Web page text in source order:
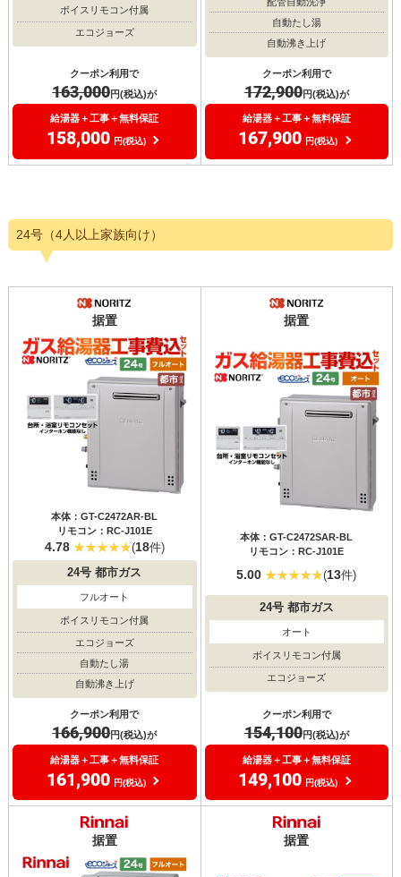
ボイスリモコン付属
エコジョーズ
クーポン利用で
163,000円(税込)が
給湯器＋工事＋無料保証
158,000 円(税込)
自動たし湯
自動沸き上げ
クーポン利用で
172,900円(税込)が
給湯器＋工事＋無料保証
167,900 円(税込)
24号（4人以上家族向け）
据置
本体：GT-C2472AR-BL
リモコン：RC-J101E
4.78 (18件)
24号 都市ガス
フルオート
ボイスリモコン付属
エコジョーズ
自動たし湯
自動沸き上げ
クーポン利用で
166,900円(税込)が
給湯器＋工事＋無料保証
161,900 円(税込)
据置
本体：GT-C2472SAR-BL
リモコン：RC-J101E
5.00 (13件)
24号都市ガス
オート
ボイスリモコン付属
エコジョーズ
クーポン利用で
154,100円(税込)が
給湯器＋工事＋無料保証
149,100 円(税込)
据置 据置